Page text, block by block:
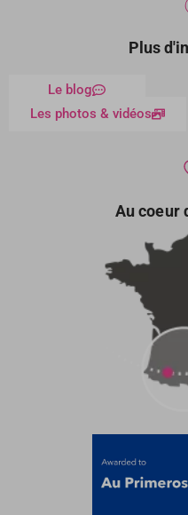
Plus
Le blog
Les photos & vidéos
Au coeur